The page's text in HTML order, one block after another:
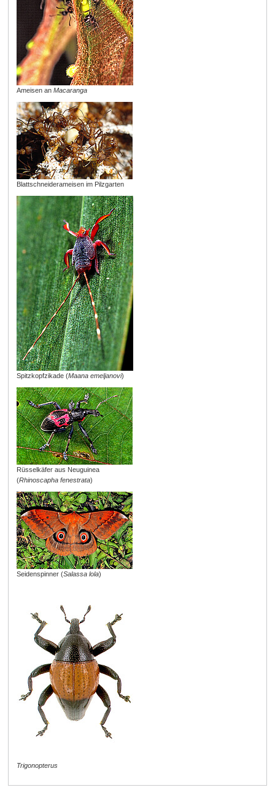
Ameisen an Macaranga
Blattschneiderameisen im Pilzgarten
Spitzkopfzikade (Maana emeljanovi)
Rüsselkäfer aus Neuguinea
(Rhinoscapha fenestrata)
Seidenspinner (Salassa lola)
Trigonopterus